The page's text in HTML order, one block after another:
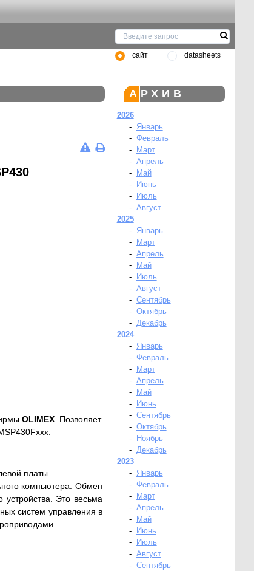
сайт datasheets
OLIMEX. Позволяет
платы.
компьютера. Обмен
устройства. Это весьма
систем управления в
АРХИВ
2026
-
Январь
- Февраль
-
Март
- Апрель
-
Май
-
Июнь
-
Июль
- Август
2025
-
Январь
-
Март
- Апрель
-
Май
-
Июль
- Август
- Сентябрь
- Октябрь
- Декабрь
2024
-
Январь
- Февраль
-
Март
- Апрель
-
Май
-
Июнь
- Сентябрь
- Октябрь
-
Ноябрь
- Декабрь
2023
-
Январь
- Февраль
-
Март
- Апрель
-
Май
-
Июнь
-
Июль
- Август
- Сентябрь